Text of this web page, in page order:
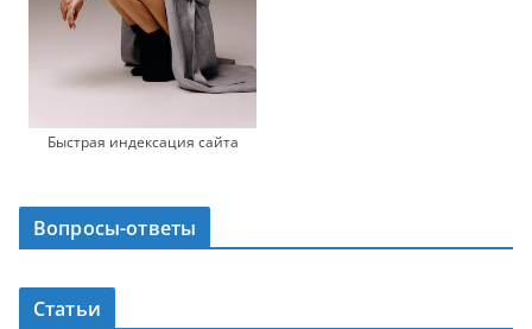
Быстрая индексация сайта
Вопросы-ответы
Статьи